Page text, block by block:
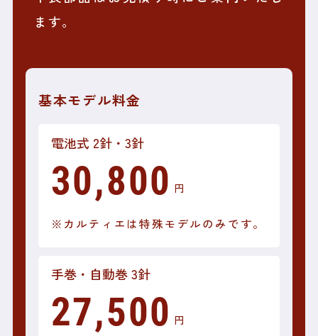
ます。
基本モデル料金
電池式 2針・3針
30,800 円
※カルティエは特殊モデルのみです。
手巻・自動巻 3針
27,500 円